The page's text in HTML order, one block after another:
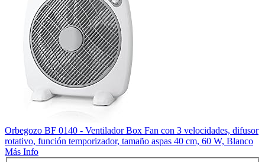
Orbegozo BF 0140 - Ventilador Box Fan con 3 velocidades, difusor
rotativo, función temporizador, tamaño aspas 40 cm, 60 W, Blanco
Más Info